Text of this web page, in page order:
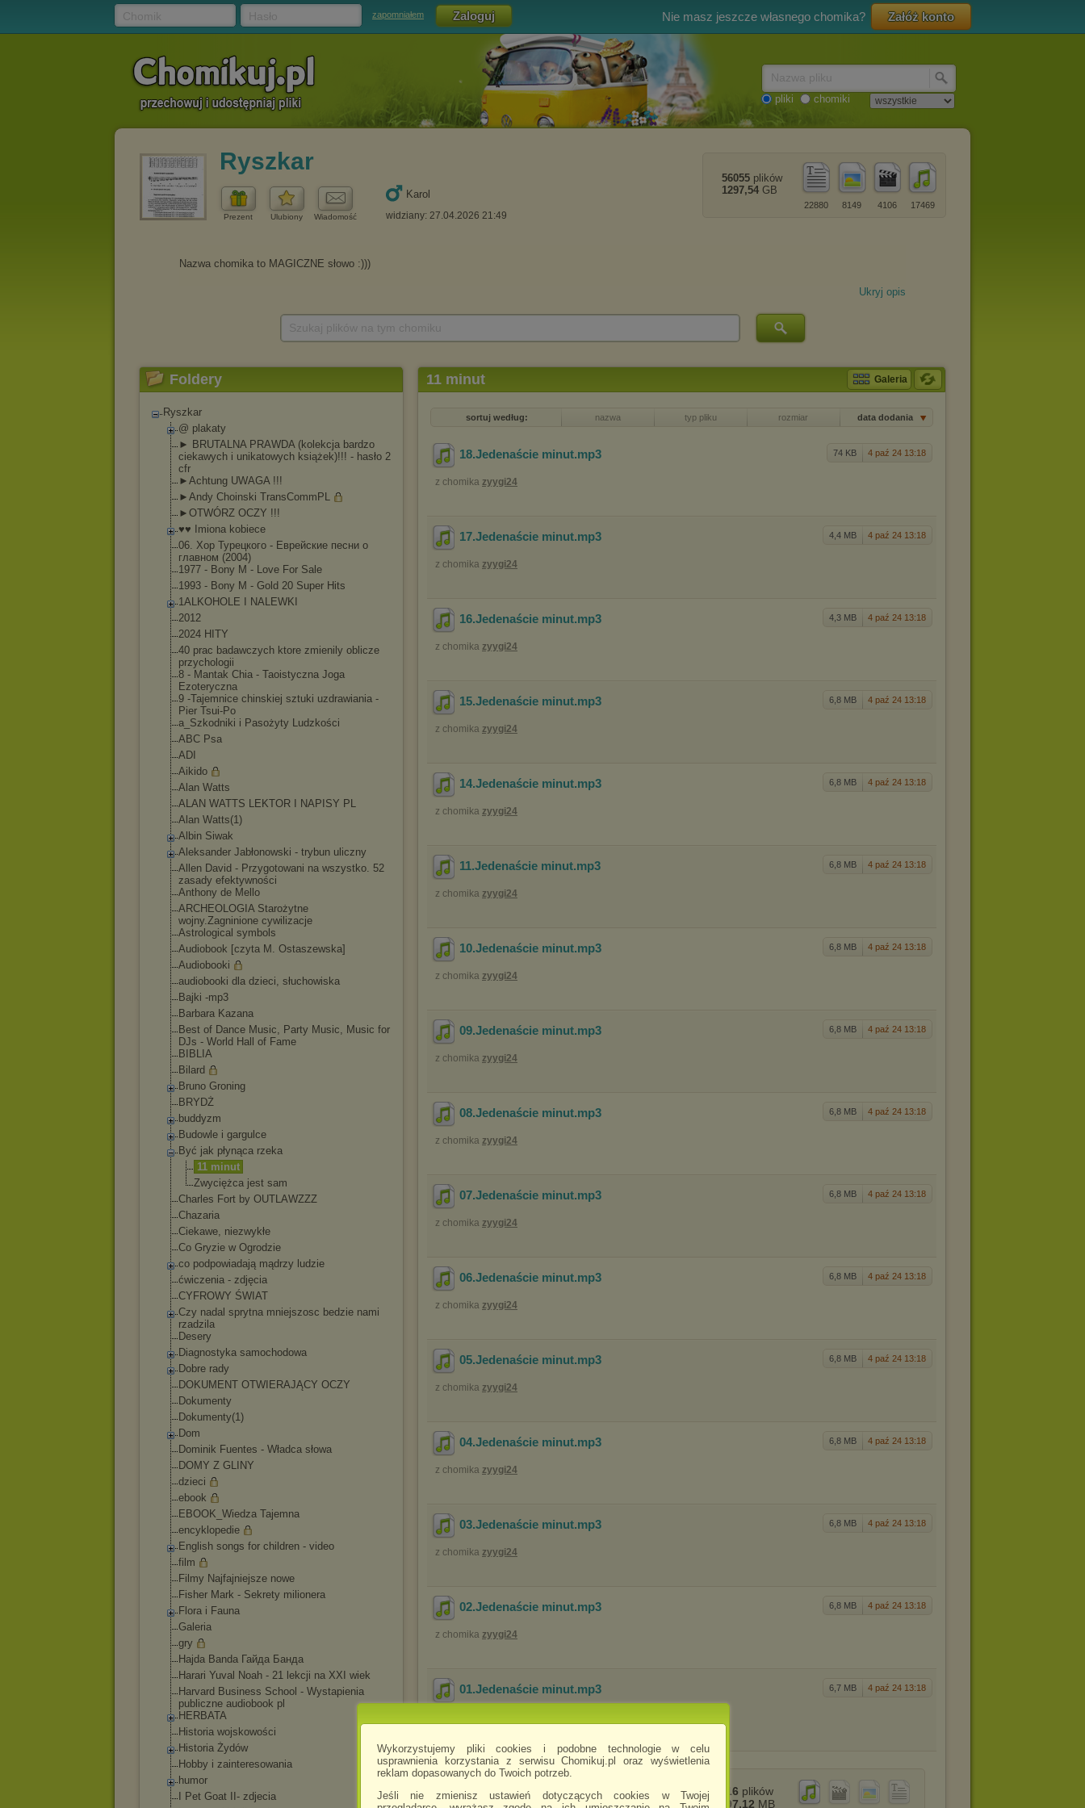
Wykorzystujemy pliki cookies i podobne technologie w celu
usprawnienia korzystania z serwisu Chomikuj.pl oraz wyświetlenia
reklam dopasowanych do Twoich potrzeb.
Jeśli nie zmienisz ustawień dotyczących cookies w Twojej
zapomniałem Nie masz jeszcze własnego chomika? Załóż konto
pliki chomiki
Ryszkar
Prezent Ulubiony Wiadomość
Karol
widziany: 27.04.2026 21:49
17469
4106
8149
22880
56055 plików
1297,54 GB
Ukryj opis
Foldery
Ryszkar
@ plakaty
► BRUTALNA PRAWDA (kolekcja bardzo
ciekawych i unikatowych książek)!!! - hasło 2
cfr
►Achtung UWAGA !!!
►Andy Choinski TransCommPL
►OTWÓRZ OCZY !!!
♥♥ Imiona kobiece
06. Хор Турецкого - Еврейские песни о
главном (2004)
1977 - Bony M - Love For Sale
1993 - Bony M - Gold 20 Super Hits
1ALKOHOLE I NALEWKI
2012
2024 HITY
40 prac badawczych ktore zmienily oblicze
przychologii
8 - Mantak Chia - Taoistyczna Joga
Ezoteryczna
9 -Tajemnice chinskiej sztuki uzdrawiania -
Pier Tsui-Po
a_Szkodniki i Pasożyty Ludzkości
ABC Psa
ADI
Aikido
Alan Watts
ALAN WATTS LEKTOR I NAPISY PL
Alan Watts(1)
Albin Siwak
Aleksander Jabłonowski - trybun uliczny
Allen David - Przygotowani na wszystko. 52
zasady efektywności
Anthony de Mello
ARCHEOLOGIA Starożytne
wojny.Zagninione cywilizacje
Astrological symbols
Audiobook [czyta M. Ostaszewska]
Audiobooki
audiobooki dla dzieci, słuchowiska
Bajki -mp3
Barbara Kazana
Best of Dance Music, Party Music, Music for
DJs - World Hall of Fame
BIBLIA
Bilard
Bruno Groning
BRYDŻ
buddyzm
Budowle i gargulce
Być jak płynąca rzeka
11 minut
Zwyciężca jest sam
Charles Fort by OUTLAWZZZ
Chazaria
Ciekawe, niezwykłe
Co Gryzie w Ogrodzie
co podpowiadają mądrzy ludzie
ćwiczenia - zdjęcia
CYFROWY ŚWIAT
Czy nadal sprytna mniejszosc bedzie nami
rzadzila
Desery
Diagnostyka samochodowa
Dobre rady
DOKUMENT OTWIERAJĄCY OCZY
Dokumenty
Dokumenty(1)
Dom
Dominik Fuentes - Władca słowa
DOMY Z GLINY
dzieci
ebook
EBOOK_Wiedza Tajemna
encyklopedie
English songs for children - video
film
Filmy Najfajniejsze nowe
Fisher Mark - Sekrety milionera
Flora i Fauna
Galeria
gry
Hajda Banda Гайда Банда
Harari Yuval Noah - 21 lekcji na XXI wiek
Harvard Business School - Wystapienia
publiczne audiobook pl
HERBATA
Historia wojskowości
Historia Żydów
Hobby i zainteresowania
humor
I Pet Goat II- zdjecia
11 minut Galeria
sortuj według: nazwa typ pliku rozmiar data dodania
74 KB 4 paź 24 13:18
18.Jedenaście minut.mp3
z chomika zyygi24
4,4 MB 4 paź 24 13:18
17.Jedenaście minut.mp3
z chomika zyygi24
4,3 MB 4 paź 24 13:18
16.Jedenaście minut.mp3
z chomika zyygi24
6,8 MB 4 paź 24 13:18
15.Jedenaście minut.mp3
z chomika zyygi24
6,8 MB 4 paź 24 13:18
14.Jedenaście minut.mp3
z chomika zyygi24
6,8 MB 4 paź 24 13:18
11.Jedenaście minut.mp3
z chomika zyygi24
6,8 MB 4 paź 24 13:18
10.Jedenaście minut.mp3
z chomika zyygi24
6,8 MB 4 paź 24 13:18
09.Jedenaście minut.mp3
z chomika zyygi24
6,8 MB 4 paź 24 13:18
08.Jedenaście minut.mp3
z chomika zyygi24
6,8 MB 4 paź 24 13:18
07.Jedenaście minut.mp3
z chomika zyygi24
6,8 MB 4 paź 24 13:18
06.Jedenaście minut.mp3
z chomika zyygi24
6,8 MB 4 paź 24 13:18
05.Jedenaście minut.mp3
z chomika zyygi24
6,8 MB 4 paź 24 13:18
04.Jedenaście minut.mp3
z chomika zyygi24
6,8 MB 4 paź 24 13:18
03.Jedenaście minut.mp3
z chomika zyygi24
6,8 MB 4 paź 24 13:18
02.Jedenaście minut.mp3
z chomika zyygi24
6,7 MB 4 paź 24 13:18
01.Jedenaście minut.mp3
16 plików
97,12 MB